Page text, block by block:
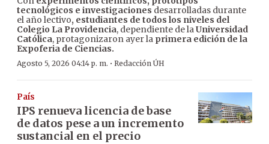
tecnológicos e investigaciones desarrolladas durante
el año lectivo, estudiantes de todos los niveles del
Colegio La Providencia, dependiente de laUniversidad
Católica, protagonizaron ayer la primera edición de la
Expoferia de Ciencias.
Agosto 5, 2026 04:14 p. m. · Redacción ÚH
País
IPS renueva licencia de base
de datos pese a un incremento
sustancial en el precio